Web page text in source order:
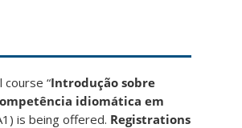
course “Introdução sobre
idiomática em
is being offered. Registrations